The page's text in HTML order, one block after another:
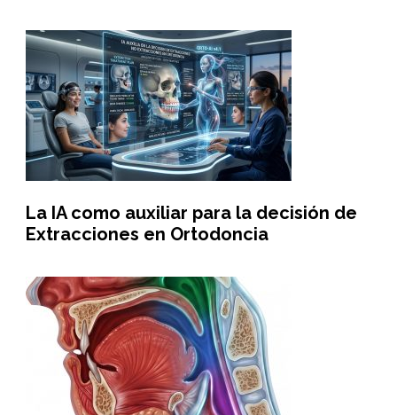
La IA como auxiliar para la decisión de
Extracciones en Ortodoncia